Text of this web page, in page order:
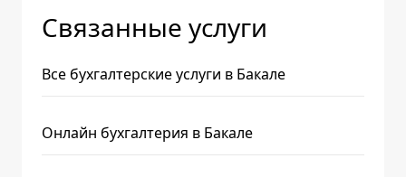
Связанные услуги
Все бухгалтерские услуги в Бакале
Онлайн бухгалтерия в Бакале